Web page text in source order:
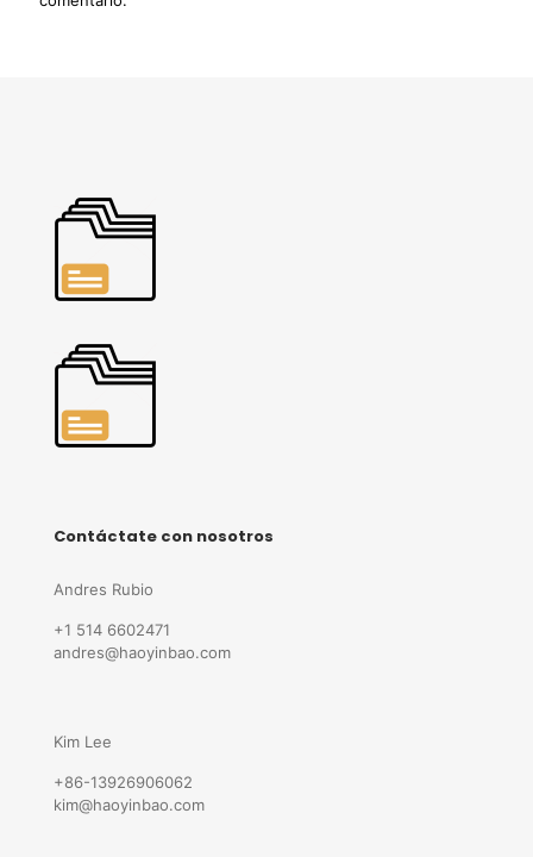
Contáctate con nosotros
Andres Rubio
+1 514 6602471
andres@haoyinbao.com
Kim Lee
+86-13926906062
kim@haoyinbao.com